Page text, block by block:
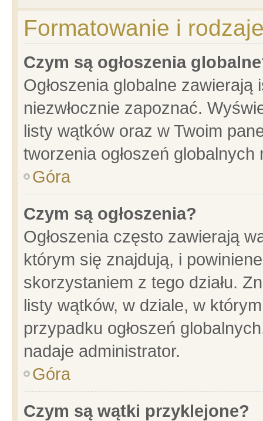
Formatowanie i
Czym są ogłoszenia
Ogłoszenia globalne
niezwłocznie zapoznać.
listy wątków oraz w Twoim
tworzenia ogłoszeń
Góra
Czym są ogłoszenia?
Ogłoszenia często zawierają
którym się znajdują, i
skorzystaniem z tego działu.
listy wątków, w dziale, w
przypadku ogłoszeń
nadaje administrator.
Góra
Czym są wątki przyklejone?